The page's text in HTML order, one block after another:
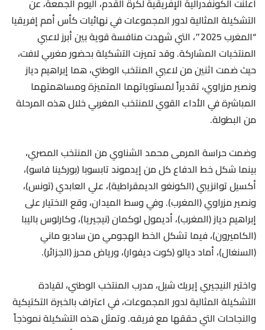
التشكيلة المثالية لدور المجموعات في نهائيات كأس أمم إفريقيا
“المغرب 2025″، التي شهدت منافسة قوية بين أبرز لاعبي
المنتخبات المشاركة. وقد تميزت التشكيلة بحضور مغربي لافت،
حيث ضمت اثنين من لاعبي المنتخب الوطني، هما إبراهيم دياز
ونصير مزراوي، تقديراً لمستوياتهما المتميزة ومساهمتهما
المباشرة في الأداء القوي للمنتخب المغربي خلال هذه المرحلة
من البطولة.
وضمت حراسة المرمى محمد الشناوي من المنتخب المصري،
بينما شكل خط الدفاع كل من إيدموند تابسوبا (بوركينا فاسو)،
أكسيل توانزيبي (الكونغو الديمقراطية)، علي العابدي (تونس)،
ونصير مزراوي (المغرب). وفي وسط الميدان، وقع الاختيار على
إبراهيم دياز (المغرب)، أديمول لوكمان (نيجيريا)، وكارلوس باليبا
(الكاميرون)، فيما تشكل الخط الهجومي من ساديو ماني
(السنغال)، أماد ديالو (كوت ديفوار)، ورياض محرز (الجزائر).
واختير النيجيري إيريك شيل، مدرب المنتخب الوطني، لقيادة
التشكيلة المثالية لدور المجموعات، في اعتراف بالخبرة التكتيكية
والنجاحات التي حققها مع فريقه. وتمثل هذه التشكيلة نموذجاً